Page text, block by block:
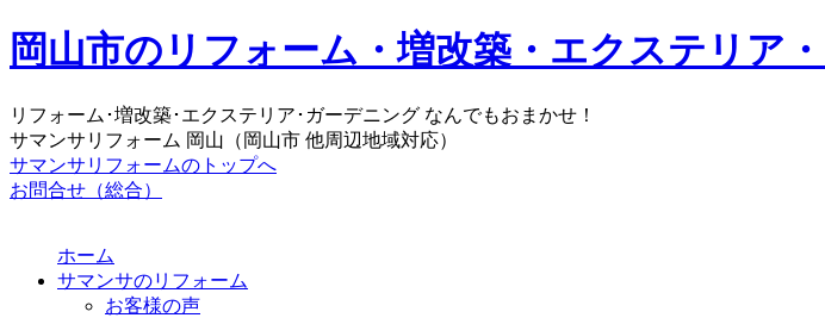
岡山市のリフォーム・増改築・エクステリア
リフォーム･増改築･エクステリア･ガーデニング なんでもおまかせ！
サマンサリフォーム 岡山（岡山市 他周辺地域対応）
サマンサリフォームのトップへ
お問合せ（総合）
ホーム
サマンサのリフォーム
お客様の声